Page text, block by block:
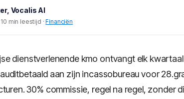
Vocalis AI
min leestijd ·Financiën
dienstverlenende kmo ontvangt elk
aan zijn incassobureau voor
30% commissie, regel na regel, zonder